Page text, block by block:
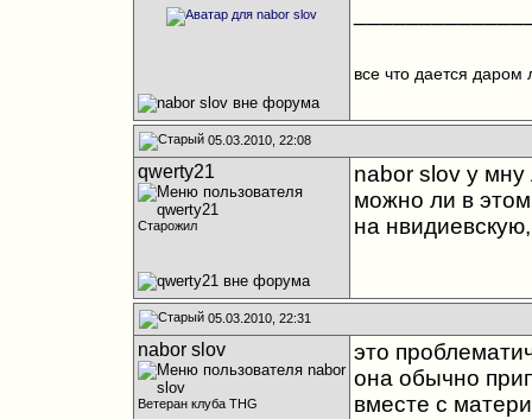
все что дается даром
05.03.2010, 22:08
qwerty21
Старожил
nabor slov у мну
можно ли в
на
05.03.2010, 22:31
nabor slov
Ветеран клуба THG
это
она обычно
вместе с